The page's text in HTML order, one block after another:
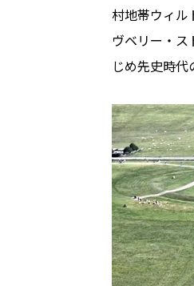
村地帯ウィル
ヴベリー・
じめ先史時代